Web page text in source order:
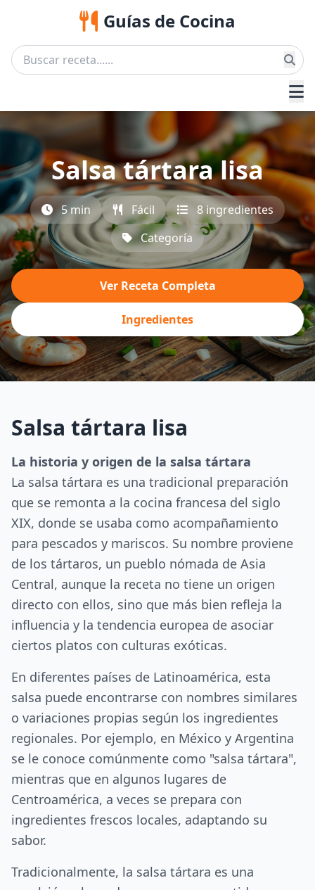
Guías de Cocina
Salsa tártara lisa
5 min Fácil
8 ingredientes
Categoría
Ver Receta Completa
Ingredientes
Salsa tártara lisa
La historia y origen de la salsa tártara
La salsa tártara es una tradicional preparación
que se remonta a la cocina francesa del siglo
XIX, donde se usaba como acompañamiento
para pescados y mariscos. Su nombre proviene
de los tártaros, un pueblo nómada de Asia
Central, aunque la receta no tiene un origen
directo con ellos, sino que más bien refleja la
influencia y la tendencia europea de asociar
ciertos platos con culturas exóticas.
En diferentes países de Latinoamérica, esta
salsa puede encontrarse con nombres similares
o variaciones propias según los ingredientes
regionales. Por ejemplo, en México y Argentina
se le conoce comúnmente como "salsa tártara",
mientras que en algunos lugares de
Centroamérica, a veces se prepara con
ingredientes frescos locales, adaptando su
sabor.
Tradicionalmente, la salsa tártara es una